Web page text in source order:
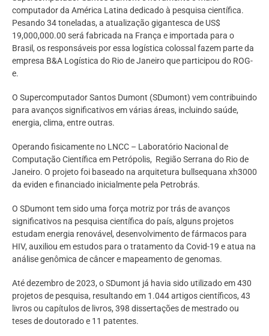
computador da América Latina dedicado à pesquisa científica.
Pesando 34 toneladas, a atualização gigantesca de US$
19,000,000.00 será fabricada na França e importada para o
Brasil, os responsáveis por essa logística colossal fazem parte da
empresa B&A Logística do Rio de Janeiro que participou do ROG-
e.
O Supercomputador Santos Dumont (SDumont) vem contribuindo
para avanços significativos em várias áreas, incluindo saúde,
energia, clima, entre outras.
Operando fisicamente no LNCC – Laboratório Nacional de
Computação Científica em Petrópolis, Região Serrana do Rio de
Janeiro. O projeto foi baseado na arquitetura bullsequana xh3000
da eviden e financiado inicialmente pela Petrobrás.
O SDumont tem sido uma força motriz por trás de avanços
significativos na pesquisa científica do país, alguns projetos
estudam energia renovável, desenvolvimento de fármacos para
HIV, auxiliou em estudos para o tratamento da Covid-19 e atua na
análise genômica de câncer e mapeamento de genomas.
Até dezembro de 2023, o SDumont já havia sido utilizado em 430
projetos de pesquisa, resultando em 1.044 artigos científicos, 43
livros ou capítulos de livros, 398 dissertações de mestrado ou
teses de doutorado e 11 patentes.